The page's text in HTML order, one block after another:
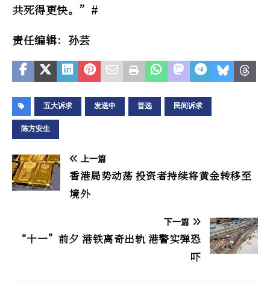
共死得更快。”#
责任编辑：孙芸
五大诉求 发送中 普选 民间诉求
陈方安生
上一篇
香港局势动荡 投资者持续将黄金转移至
境外
下一篇
“十一”前夕 港铁离奇出轨 港警实弹恐
吓